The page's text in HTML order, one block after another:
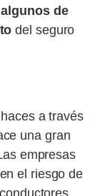
algunos de
del seguro
a través
una gran
empresas
el riesgo de